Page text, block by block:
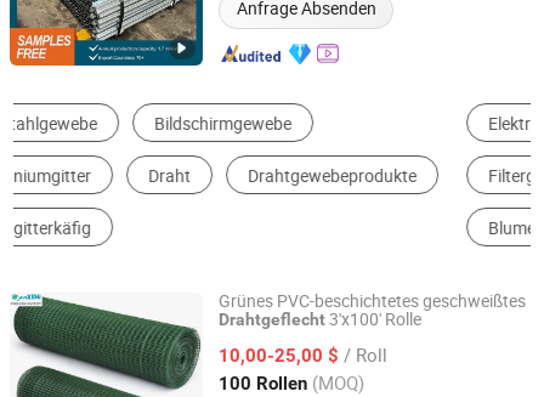
Anfrage Absenden
Elektrikschweißgewebe Rostenfreigewebe
Filtergewebe Sechskantesgewebe
Blumengewebe
Grünes PVC-beschichtetes geschweißtes
Drahtgeflecht3'x100' Rolle
10,00-25,00 $ / Roll
100 Rollen (MOQ)
Anping Sanxing Wire Mesh Factory
Hebei, China Seit 2007